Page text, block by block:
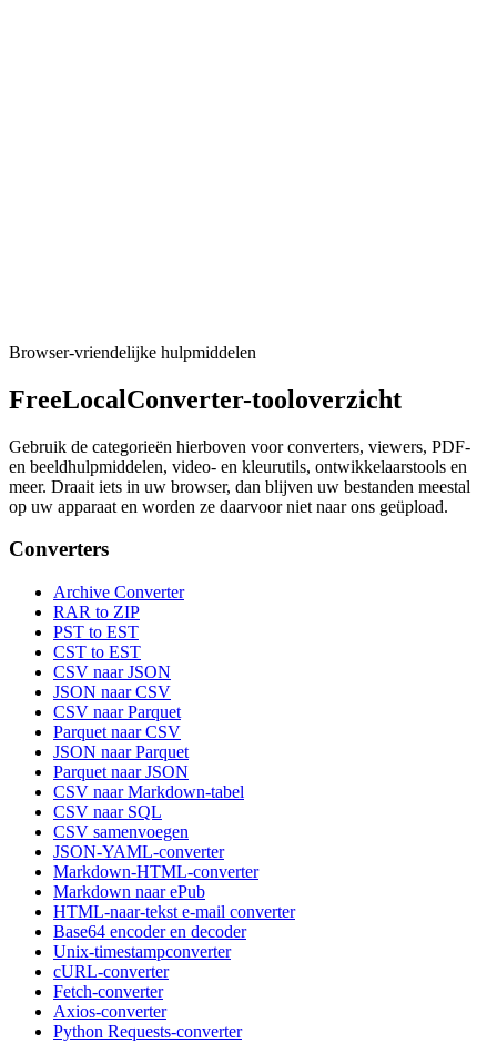
Browser-vriendelijke hulpmiddelen
FreeLocalConverter-tooloverzicht
Gebruik de categorieën hierboven voor converters, viewers, PDF-
en beeldhulpmiddelen, video- en kleurutils, ontwikkelaarstools en
meer. Draait iets in uw browser, dan blijven uw bestanden meestal
op uw apparaat en worden ze daarvoor niet naar ons geüpload.
Converters
Archive Converter
RAR to ZIP
PST to EST
CST to EST
CSV naar JSON
JSON naar CSV
CSV naar Parquet
Parquet naar CSV
JSON naar Parquet
Parquet naar JSON
CSV naar Markdown-tabel
CSV naar SQL
CSV samenvoegen
JSON-YAML-converter
Markdown-HTML-converter
Markdown naar ePub
HTML-naar-tekst e-mail converter
Base64 encoder en decoder
Unix-timestampconverter
cURL-converter
Fetch-converter
Axios-converter
Python Requests-converter